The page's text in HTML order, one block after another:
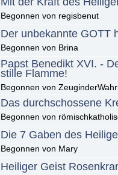
Begonnen von regisbenut
Der unbekannte GOTT
Begonnen von Brina
Papst Benedikt XVI. -
stille Flamme!
Begonnen von
Das durchschossene
Begonnen von
Die 7 Gaben des
Begonnen von Mary
Heiliger Geist